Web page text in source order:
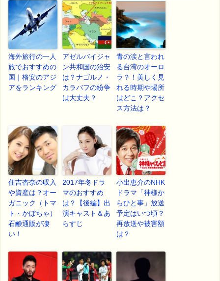
海外旅行の一人
旅でおすすめの
国｜格安のアジ
アをランキング
アゼルバイジャ
ン共和国の治安
は？ナゴルノ・
カラバフの紛争
は大丈夫？
青の涙と言われ
る台湾のオーロ
ラ？！美しく見
れる時期や場所
はどこ？アクセ
ス方法は？
住吉杏奈の収入
や資産は？オー
ガニック（トマ
ト・かぼちゃ）
石鹸通販が凄
い！
2017年冬ドラ
マのおすすめ
は？【後編】出
演キャスト＆あ
らすじ
小出恵介のNHK
ドラマ「神様か
らひと事」放送
予定はいつ頃？
再放送や被害額
は？